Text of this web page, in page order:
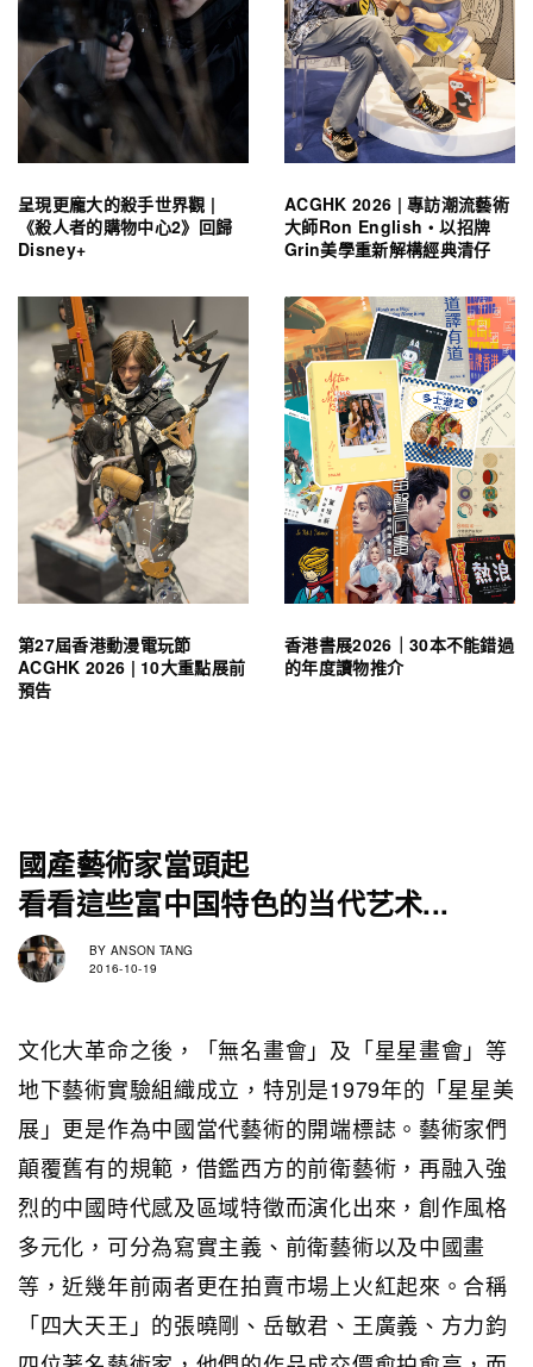
呈現更龐大的殺手世界觀 |
《殺人者的購物中心2》回歸
Disney+
ACGHK 2026 | 專訪潮流藝術
大師Ron English・以招牌
Grin美學重新解構經典清仔
第27屆香港動漫電玩節
ACGHK 2026 | 10大重點展前
預告
香港書展2026｜30本不能錯過
的年度讀物推介
國產藝術家當頭起
看看這些富中国特色的当代艺术...
BY ANSON TANG
2016-10-19
文化大革命之後，「無名畫會」及「星星畫會」等
地下藝術實驗組織成立，特別是1979年的「星星美
展」更是作為中國當代藝術的開端標誌。藝術家們
顛覆舊有的規範，借鑑西方的前衛藝術，再融入強
烈的中國時代感及區域特徵而演化出來，創作風格
多元化，可分為寫實主義、前衛藝術以及中國畫
等，近幾年前兩者更在拍賣市場上火紅起來。合稱
「四大天王」的張曉剛、岳敏君、王廣義、方力鈞